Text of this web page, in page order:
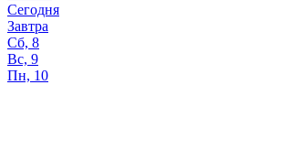
Сегодня
Завтра
Сб, 8
Вс, 9
Пн, 10